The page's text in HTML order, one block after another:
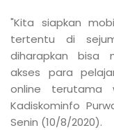
"Kita siapkan
tertentu di
diharapkan bisa
akses para
online terutama
Kadiskominfo
Senin (10/8/2020).